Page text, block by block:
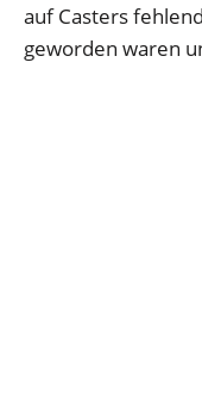
auf Casters
geworden waren